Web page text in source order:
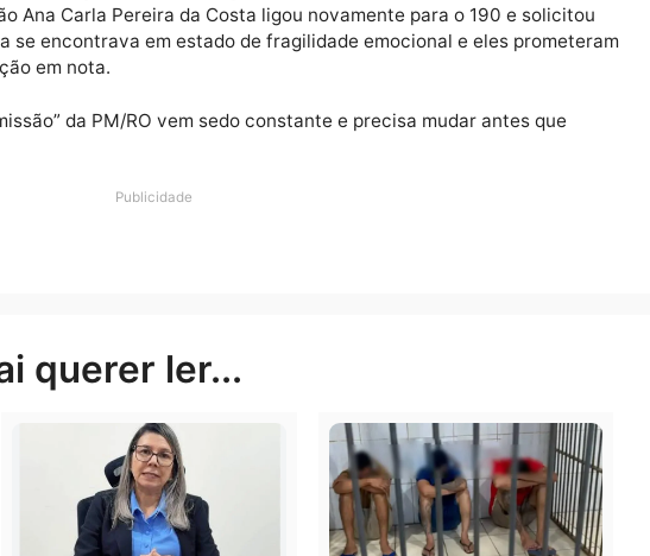
religiosa no local e já foi denunciado as autoridades policiais.
a Polícia Militar de Rondônia vem sendo omissa com esse caso,
e eles alegando não conseguir localizar a casa encerraram a
Ana Carla Pereira da Costa ligou novamente para o 190 e
em nota.